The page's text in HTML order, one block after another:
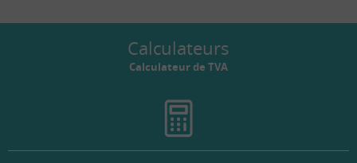
Calculateurs
Calculateur de TVA